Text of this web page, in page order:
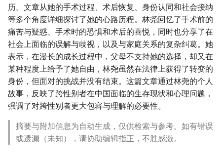
历。文章从她的手术过程、术后恢复、身份认同和社会接纳
等多个角度详细探讨了她的心路历程。林尧回忆了手术前的
痛苦与疑惑、手术时的恐惧和术后的喜悦，同时也分享了在
社会上面临的误解与歧视，以及与家庭关系的复杂纠葛。她
表示，在漫长的成长过程中，父母不支持她的选择，却又在
某种程度上给予了她自由，林尧虽然在法律上获得了转变的
身份，但面对的挑战并没有结束。这篇文章通过林尧的个人
故事，反映了跨性别者在中国面临的生存现状和心理问题，
强调了对跨性别者更大包容与理解的必要性。
摘要与附加信息为自动生成，仅供检索与参考。如有错误
或遗漏（未知），请协助编辑指正，不胜感激。